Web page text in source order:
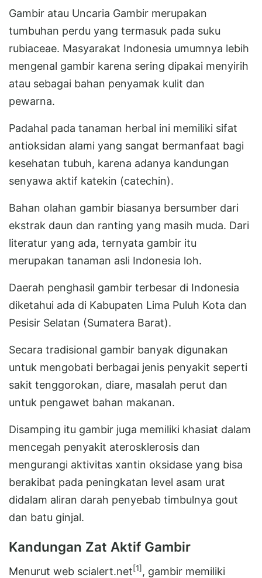
Gambir atau Uncaria Gambir merupakan
tumbuhan perdu yang termasuk pada suku
rubiaceae. Masyarakat Indonesia umumnya lebih
mengenal gambir karena sering dipakai menyirih
atau sebagai bahan penyamak kulit dan
pewarna.
Padahal pada tanaman herbal ini memiliki sifat
antioksidan alami yang sangat bermanfaat bagi
kesehatan tubuh, karena adanya kandungan
senyawa aktif katekin (catechin).
Bahan olahan gambir biasanya bersumber dari
ekstrak daun dan ranting yang masih muda. Dari
literatur yang ada, ternyata gambir itu
merupakan tanaman asli Indonesia loh.
Daerah penghasil gambir terbesar di Indonesia
diketahui ada di Kabupaten Lima Puluh Kota dan
Pesisir Selatan (Sumatera Barat).
Secara tradisional gambir banyak digunakan
untuk mengobati berbagai jenis penyakit seperti
sakit tenggorokan, diare, masalah perut dan
untuk pengawet bahan makanan.
Disamping itu gambir juga memiliki khasiat dalam
mencegah penyakit aterosklerosis dan
mengurangi aktivitas xantin oksidase yang bisa
berakibat pada peningkatan level asam urat
didalam aliran darah penyebab timbulnya gout
dan batu ginjal.
Kandungan Zat Aktif Gambir
Menurut web scialert.net[1] , gambir memiliki